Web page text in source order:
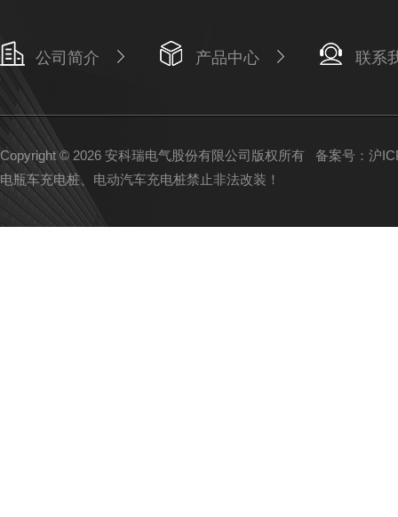
公司简介 产品中心 联系
Copyright © 2026 安科瑞电气股份有限公司版权所有 备案号：沪
电瓶车充电桩、电动汽车充电桩禁止非法改装！